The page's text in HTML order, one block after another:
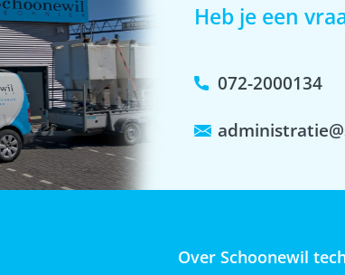
Heb je een
072-2000134
Over Schoonewil